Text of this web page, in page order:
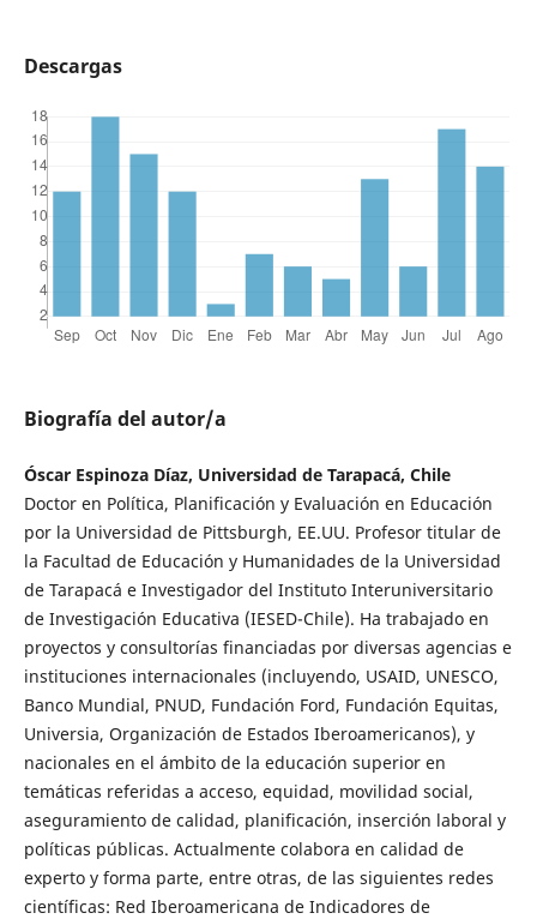
Descargas
Biografía del autor/a
Óscar Espinoza Díaz, Universidad de Tarapacá, Chile
Doctor en Política, Planificación y Evaluación en Educación
por la Universidad de Pittsburgh, EE.UU. Profesor titular de
la Facultad de Educación y Humanidades de la Universidad
de Tarapacá e Investigador del Instituto Interuniversitario
de Investigación Educativa (IESED-Chile). Ha trabajado en
proyectos y consultorías financiadas por diversas agencias e
instituciones internacionales (incluyendo, USAID, UNESCO,
Banco Mundial, PNUD, Fundación Ford, Fundación Equitas,
Universia, Organización de Estados Iberoamericanos), y
nacionales en el ámbito de la educación superior en
temáticas referidas a acceso, equidad, movilidad social,
aseguramiento de calidad, planificación, inserción laboral y
políticas públicas. Actualmente colabora en calidad de
experto y forma parte, entre otras, de las siguientes redes
científicas: Red Iberoamericana de Indicadores de